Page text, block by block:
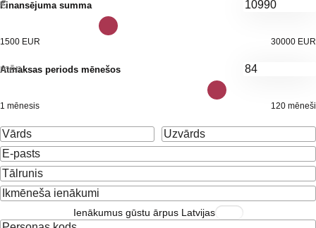
Finansējuma summa
€
1500 EUR 30000 EUR
Atmaksas periods mēnešos
mēn.
1 mēnesis 120 mēneši
Ienākumus gūstu ārpus Latvijas